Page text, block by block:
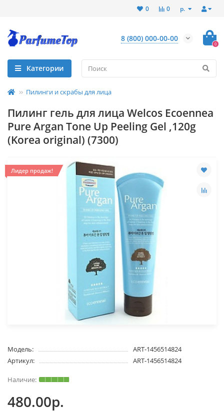
р.
0
0
8 (800) 000-00-00
0
Категории
Пилинги и скрабы для лица
Пилинг гель для лица Welcos Ecoennea
Pure Argan Tone Up Peeling Gel ,120g
(Korea original) (7300)
Лидер продаж!
Модель:
ART-1456514824
Артикул:
ART-1456514824
480.00р.